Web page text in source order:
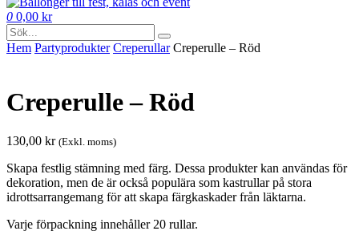
0 0,00 kr
Hem Party­­produkter Creperullar Creperulle – Röd
Creperulle – Röd
130,00 kr (Exkl. moms)
Skapa festlig stämning med färg. Dessa produkter kan användas för
dekoration, men de är också populära som kastrullar på stora
idrottsarrangemang för att skapa färgkaskader från läktarna.
Varje förpackning innehåller 20 rullar.